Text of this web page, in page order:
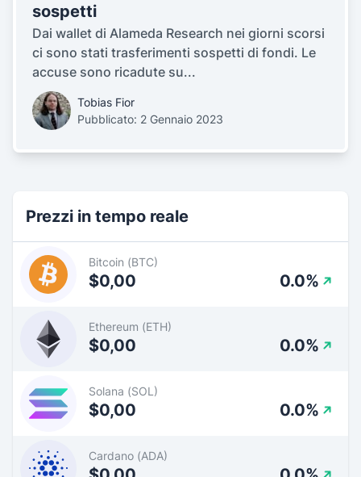
sospetti
Dai wallet di Alameda Research nei giorni scorsi
ci sono stati trasferimenti sospetti di fondi. Le
accuse sono ricadute su...
Tobias Fior
Pubblicato: 2 Gennaio 2023
Prezzi in tempo reale
Bitcoin (BTC)
$0,00 0.0%
Ethereum (ETH)
$0,00 0.0%
Solana (SOL)
$0,00 0.0%
Cardano (ADA)